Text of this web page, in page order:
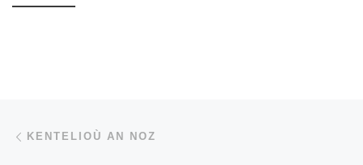
Parcourir les articles
KENTELIOÙ AN NOZ